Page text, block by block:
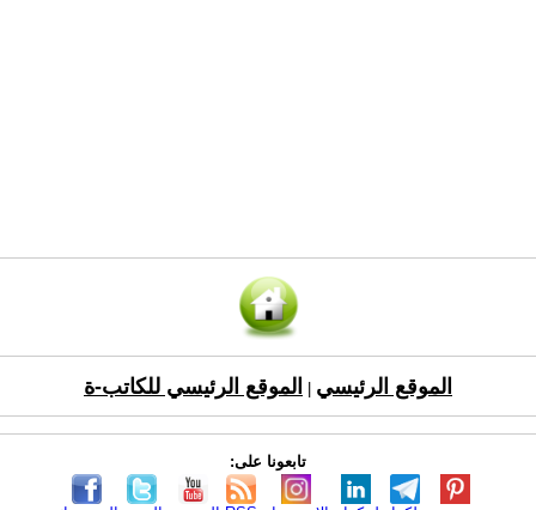
الموقع الرئيسي الموقع الرئيسي للكاتب-ة
تابعونا على: